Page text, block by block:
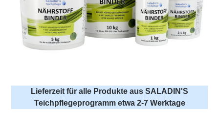
Lieferzeit für alle Produkte aus SALADIN'S
Teichpflegeprogramm etwa 2-7 Werktage